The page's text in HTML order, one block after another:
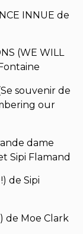
INNUE de
(WE WILL
souvenir de
our
dame
Sipi Flamand
de Sipi
de Moe Clark